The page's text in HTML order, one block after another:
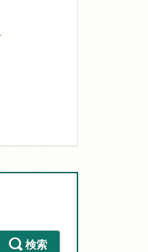
検索